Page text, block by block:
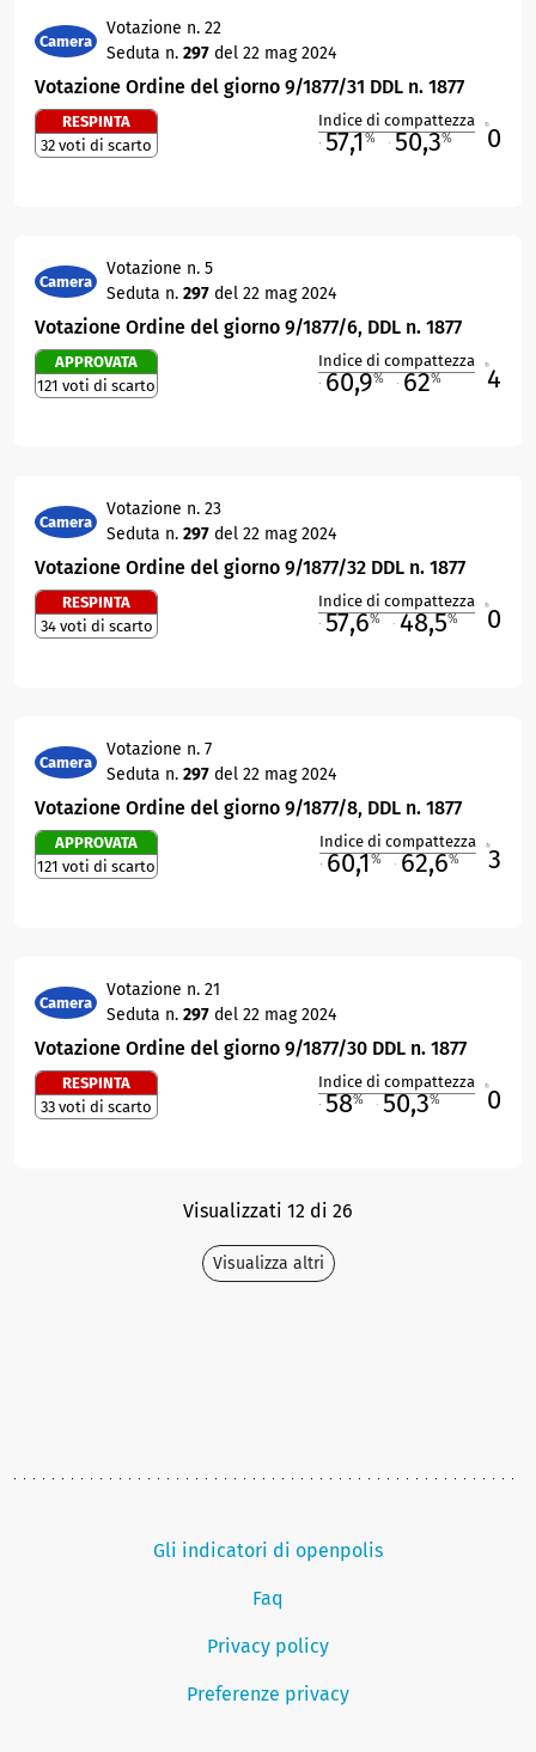
Camera
Votazione n. 22
Seduta n. 297 del 22 mag 2024
Votazione Ordine del giorno 9/1877/31 DDL n. 1877
RESPINTA
32 voti di scarto
Indice di compattezza
57,1% 50,3% 0
Camera
Votazione n. 5
Seduta n. 297 del 22 mag 2024
Votazione Ordine del giorno 9/1877/6, DDL n. 1877
APPROVATA
121 voti di scarto
Indice di compattezza
60,9% 62% 4
Camera
Votazione n. 23
Seduta n. 297 del 22 mag 2024
Votazione Ordine del giorno 9/1877/32 DDL n. 1877
RESPINTA
34 voti di scarto
Indice di compattezza
57,6% 48,5% 0
Camera
Votazione n. 7
Seduta n. 297 del 22 mag 2024
Votazione Ordine del giorno 9/1877/8, DDL n. 1877
APPROVATA
121 voti di scarto
Indice di compattezza
60,1% 62,6% 3
Camera
Votazione n. 21
Seduta n. 297 del 22 mag 2024
Votazione Ordine del giorno 9/1877/30 DDL n. 1877
RESPINTA
33 voti di scarto
Indice di compattezza
58% 50,3% 0
Visualizzati 12 di 26
Visualizza altri
Gli indicatori di openpolis
Faq
Privacy policy
Preferenze privacy